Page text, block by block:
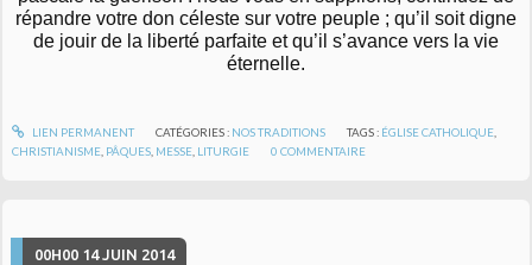
répandre votre don céleste sur votre peuple ; qu’il soit digne
de jouir de la liberté parfaite et qu’il s’avance vers la vie
éternelle.
LIEN PERMANENT CATÉGORIES : NOS TRADITIONS TAGS : ÉGLISE CATHOLIQUE
CHRISTIANISME PÂQUES MESSE LITURGIE 0 COMMENTAIRE
00H00 14 JUIN 2014